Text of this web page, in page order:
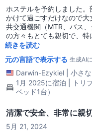
ホステルを予約しました
かけて過ごすだけなので
共交通機関（MTR、バス
の方々もとても親切で、
部屋を毎日清掃してくれま
しかし、予算に余裕がある
続きを読む
元の言語で表示する 生成AI
Darwin-Ezykiel 小さ
1月 2025に宿泊 | トリ
ベッド1台）
清潔で安全、非常に親
5月 21, 2024